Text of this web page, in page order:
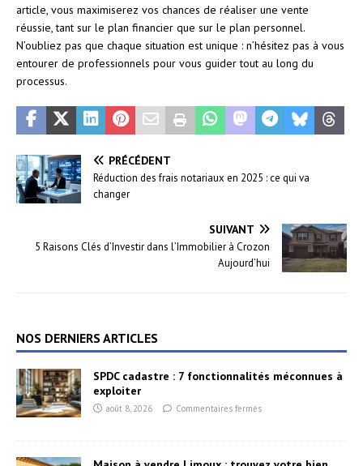
article, vous maximiserez vos chances de réaliser une vente
réussie, tant sur le plan financier que sur le plan personnel.
N’oubliez pas que chaque situation est unique : n’hésitez pas à vous
entourer de professionnels pour vous guider tout au long du
processus.
PRÉCÉDENT
Réduction des frais notariaux en 2025 : ce qui va
changer
SUIVANT
5 Raisons Clés d’Investir dans l’Immobilier à Crozon
Aujourd’hui
NOS DERNIERS ARTICLES
SPDC cadastre : 7 fonctionnalités méconnues à
exploiter
août 8, 2026 Commentaires fermés